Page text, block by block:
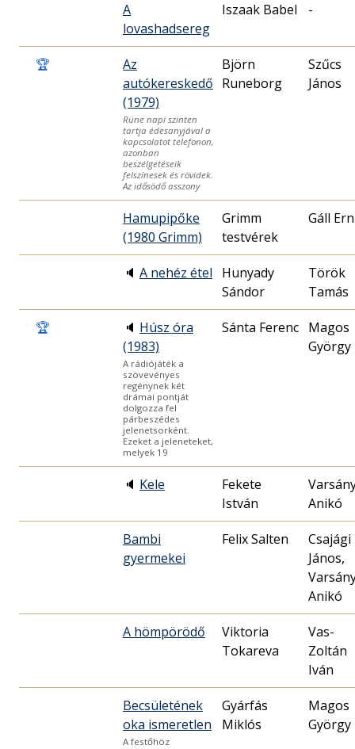
A
lovashadsereg
Iszaak Babel -
🏆
Az
autókereskedő
(1979)
Rüne napi szinten
tartja édesanyjával a
kapcsolatot telefonon,
azonban
beszélgetéseik
felszínesek és rövidek.
Az idősödő asszony
Björn
Runeborg
Szűcs
János
Hamupipőke
(1980 Grimm)
Grimm
testvérek
Gáll
🔈 A nehéz étel
Hunyady
Sándor
Török
Tamás
🏆 🔈 Húsz óra
(1983)
A rádiójáték a
szövevényes
regénynek két
drámai pontját
dolgozza fel
párbeszédes
jelenetsorként.
Ezeket a jeleneteket,
melyek 19
Sánta Ferenc Magos
György
🔈 Kele
Fekete
István
Anikó
Bambi
gyermekei
Felix Salten
Csajági
János,
Anikó
A hömpörödő
Viktoria
Tokareva
Vas-
Zoltán
Iván
Becsületének
oka ismeretlen
A festőhöz
Gyárfás
Miklós
Magos
György